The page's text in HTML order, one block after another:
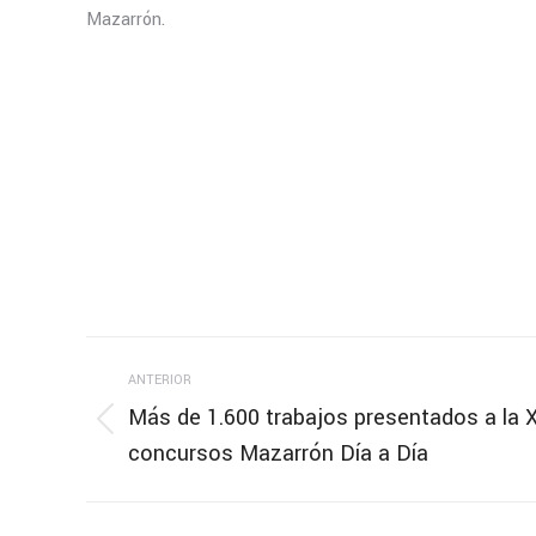
Mazarrón.
Navegación
entre
publicaciones
ANTERIOR
Publicación
anterior:
Más de 1.600 trabajos presentados a la
concursos Mazarrón Día a Día